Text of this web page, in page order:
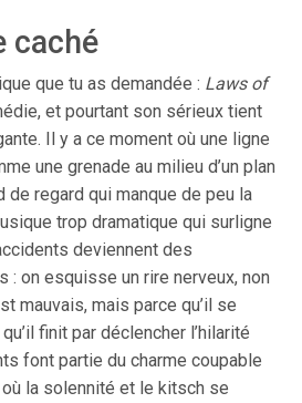
caché
que tu as demandée : Laws of
et pourtant son sérieux tient
Il y a ce moment où une ligne
une grenade au milieu d’un plan
regard qui manque de peu la
trop dramatique qui surligne
deviennent des
: on esquisse un rire nerveux, non
mauvais, mais parce qu’il se
finit par déclencher l’hilarité
font partie du charme coupable
la solennité et le kitsch se